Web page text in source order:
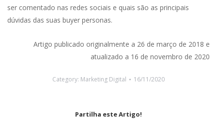
ser comentado nas redes sociais e quais são as principais
dúvidas das suas buyer personas.
Artigo publicado originalmente a 26 de março de 2018 e
atualizado a 16 de novembro de 2020
Category: Marketing Digital 16/11/2020
Partilha este Artigo!